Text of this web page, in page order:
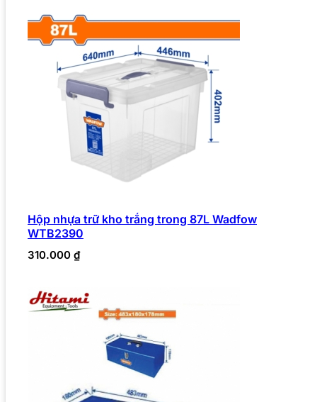
Hộp nhựa trữ kho trắng trong 87L Wadfow
WTB2390
310.000 ₫